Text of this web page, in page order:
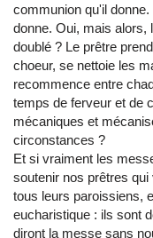
communion qu'il
donne. Oui, mais alors,
doublé ? Le prêtre
choeur, se nettoie les
recommence entre
temps de ferveur et de
mécaniques et
circonstances ?
Et si vraiment les
soutenir nos prêtres
tous leurs paroissiens,
eucharistique : ils sont
diront la messe sans